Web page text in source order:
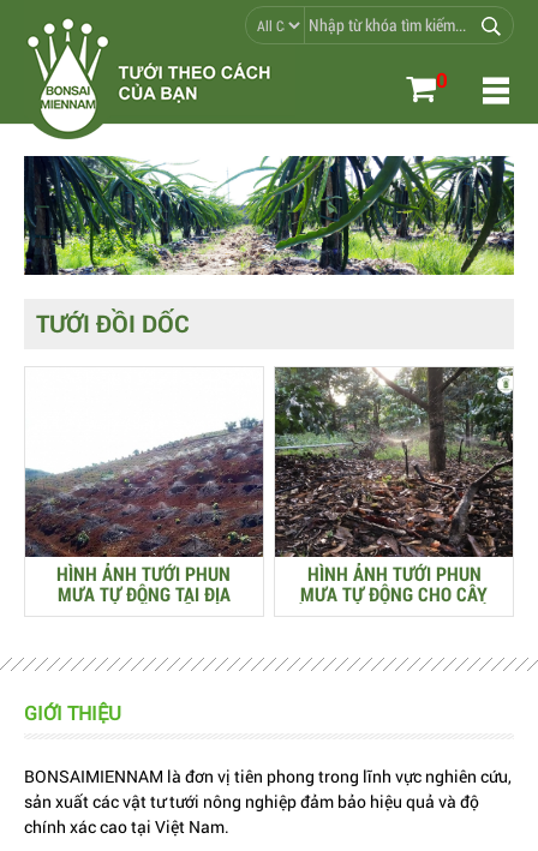
0
TƯỚI ĐỒI DỐC
HÌNH ẢNH TƯỚI PHUN
MƯA TỰ ĐỘNG TẠI ĐỊA
HÌNH ĐỒI DỐC
HÌNH ẢNH TƯỚI PHUN
MƯA TỰ ĐỘNG CHO CÂY
SẦU RIÊNG Ở ĐỊA HÌNH ĐỒI
GIỚI THIỆU
BONSAIMIENNAM là đơn vị tiên phong trong lĩnh vực nghiên cứu,
sản xuất các vật tư tưới nông nghiệp đảm bảo hiệu quả và độ
chính xác cao tại Việt Nam.